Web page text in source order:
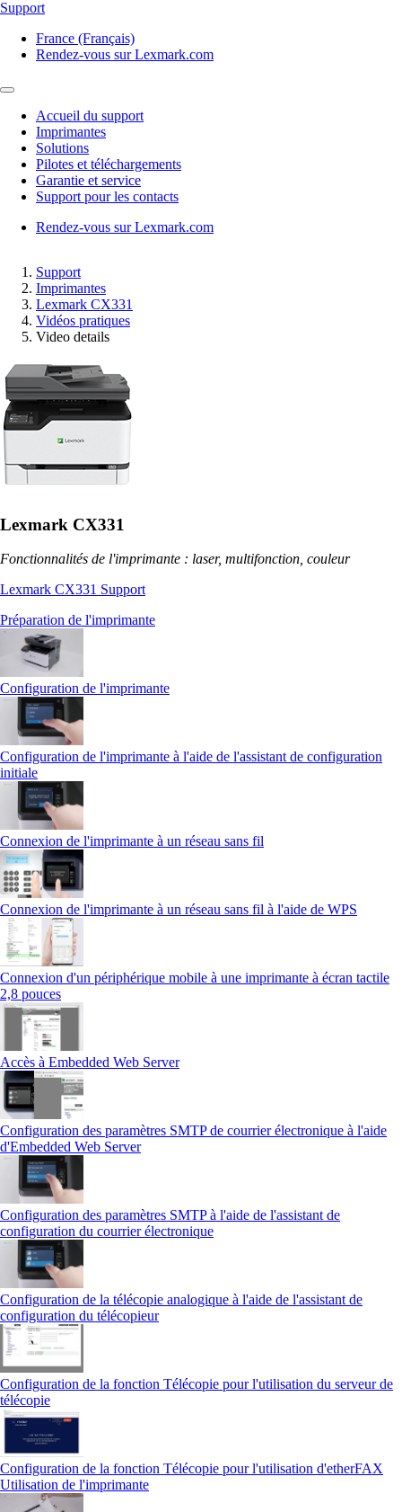
Support
France (Français)
Rendez-vous sur Lexmark.com
Accueil du support
Imprimantes
Solutions
Pilotes et téléchargements
Garantie et service
Support pour les contacts
Rendez-vous sur Lexmark.com
Support
Imprimantes
Lexmark CX331
Vidéos pratiques
Video details
Lexmark CX331
Fonctionnalités de l'imprimante : laser, multifonction, couleur
Lexmark CX331 Support
Préparation de l'imprimante
Configuration de l'imprimante
Configuration de l'imprimante à l'aide de l'assistant de configuration
initiale
Connexion de l'imprimante à un réseau sans fil
Connexion de l'imprimante à un réseau sans fil à l'aide de WPS
Connexion d'un périphérique mobile à une imprimante à écran tactile
2,8 pouces
Accès à Embedded Web Server
Configuration des paramètres SMTP de courrier électronique à l'aide
d'Embedded Web Server
Configuration des paramètres SMTP à l'aide de l'assistant de
configuration du courrier électronique
Configuration de la télécopie analogique à l'aide de l'assistant de
configuration du télécopieur
Configuration de la fonction Télécopie pour l'utilisation du serveur de
télécopie
Configuration de la fonction Télécopie pour l'utilisation d'etherFAX
Utilisation de l'imprimante